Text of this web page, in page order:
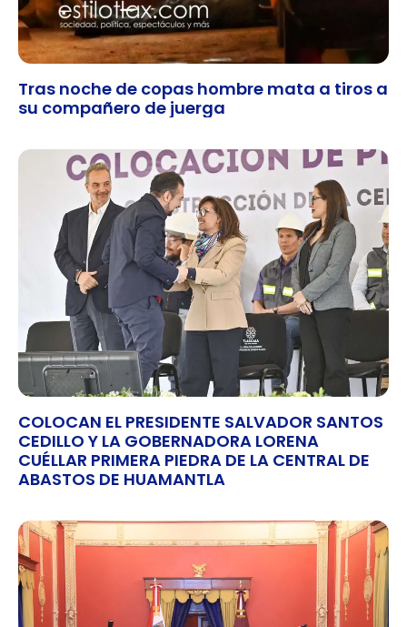
Tras noche de copas hombre mata a tiros a
su compañero de juerga
COLOCAN EL PRESIDENTE SALVADOR SANTOS
CEDILLO Y LA GOBERNADORA LORENA
CUÉLLAR PRIMERA PIEDRA DE LA CENTRAL DE
ABASTOS DE HUAMANTLA